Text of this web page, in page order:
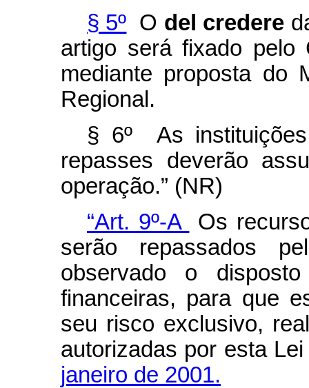
§ 5º O del credere
artigo será fixado pelo
mediante proposta do
Regional.
§ 6º As instituições
repasses deverão
operação.” (NR)
“Art. 9º-A
Os
serão repassados
observado o
financeiras, para que
seu risco exclusivo,
autorizadas por esta
janeiro de 2001.